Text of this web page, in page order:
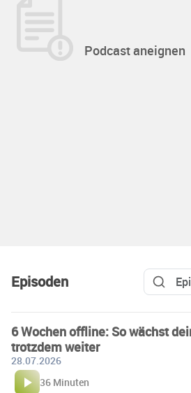
Podcast aneignen
Episoden
6 Wochen offline: So wächst
trotzdem weiter
28.07.2026
36 Minuten